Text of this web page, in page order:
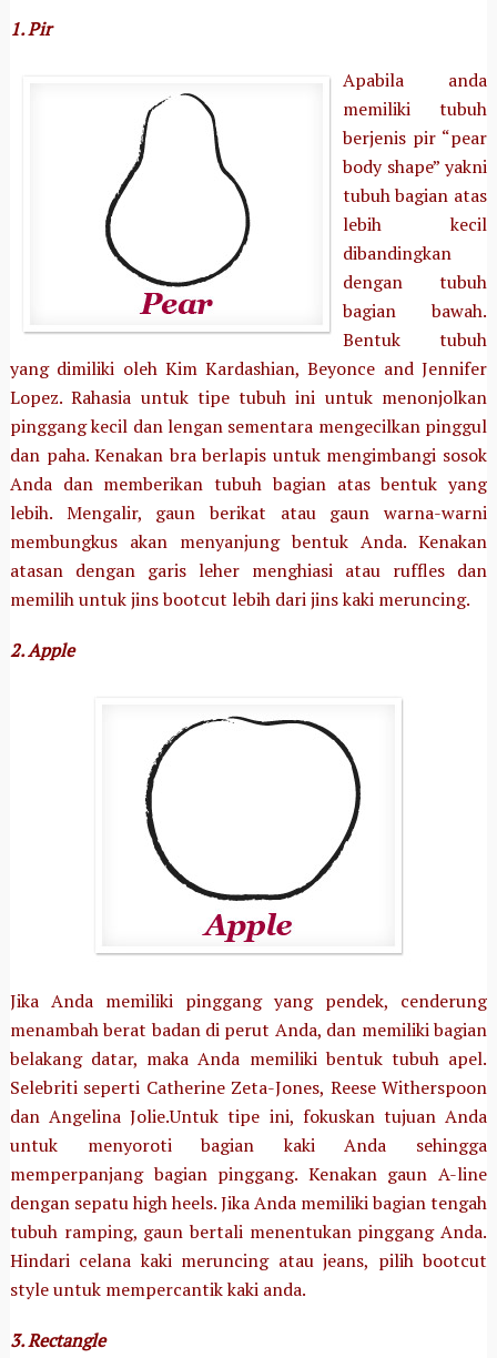
1. Pir
Apabila anda
memiliki tubuh
berjenis pir “pear
body shape” yakni
tubuh bagian atas
lebih kecil
dibandingkan
dengan tubuh
bagian bawah.
Bentuk tubuh
yang dimiliki oleh Kim Kardashian, Beyonce and Jennifer
Lopez. Rahasia untuk tipe tubuh ini untuk menonjolkan
pinggang kecil dan lengan sementara mengecilkan pinggul
dan paha. Kenakan bra berlapis untuk mengimbangi sosok
Anda dan memberikan tubuh bagian atas bentuk yang
lebih. Mengalir, gaun berikat atau gaun warna-warni
membungkus akan menyanjung bentuk Anda. Kenakan
atasan dengan garis leher menghiasi atau ruffles dan
memilih untuk jins bootcut lebih dari jins kaki meruncing.
2. Apple
Jika Anda memiliki pinggang yang pendek, cenderung
menambah berat badan di perut Anda, dan memiliki bagian
belakang datar, maka Anda memiliki bentuk tubuh apel.
Selebriti seperti Catherine Zeta-Jones, Reese Witherspoon
dan Angelina Jolie.Untuk tipe ini, fokuskan tujuan Anda
untuk menyoroti bagian kaki Anda sehingga
memperpanjang bagian pinggang. Kenakan gaun A-line
dengan sepatu high heels. Jika Anda memiliki bagian tengah
tubuh ramping, gaun bertali menentukan pinggang Anda.
Hindari celana kaki meruncing atau jeans, pilih bootcut
style untuk mempercantik kaki anda.
3. Rectangle